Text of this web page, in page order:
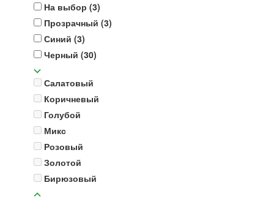
На выбор (3)
Прозрачный (3)
Синий (3)
Черный (30)
Салатовый
Коричневый
Голубой
Микс
Розовый
Золотой
Бирюзовый